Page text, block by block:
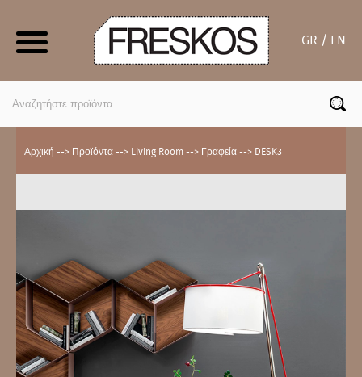
GR / EN
Αρχική --> Προϊόντα --> Living Room --> Γραφεία --> DESK3